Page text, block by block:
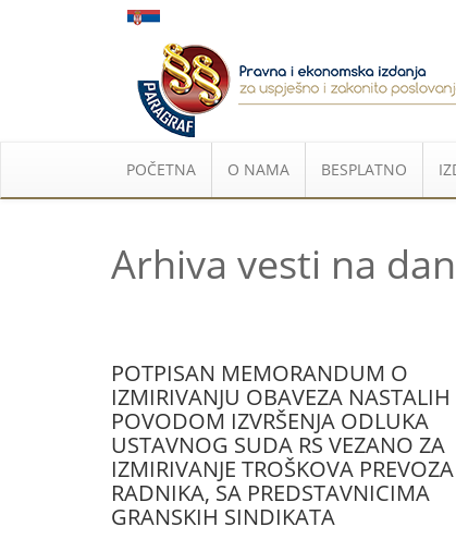
POČETNA O NAMA BESPLATNO
Arhiva vesti na dan
POTPISAN MEMORANDUM O
IZMIRIVANJU OBAVEZA NASTALIH
POVODOM IZVRŠENJA ODLUKA
USTAVNOG SUDA RS VEZANO ZA
IZMIRIVANJE TROŠKOVA PREVOZA
RADNIKA, SA PREDSTAVNICIMA
GRANSKIH SINDIKATA